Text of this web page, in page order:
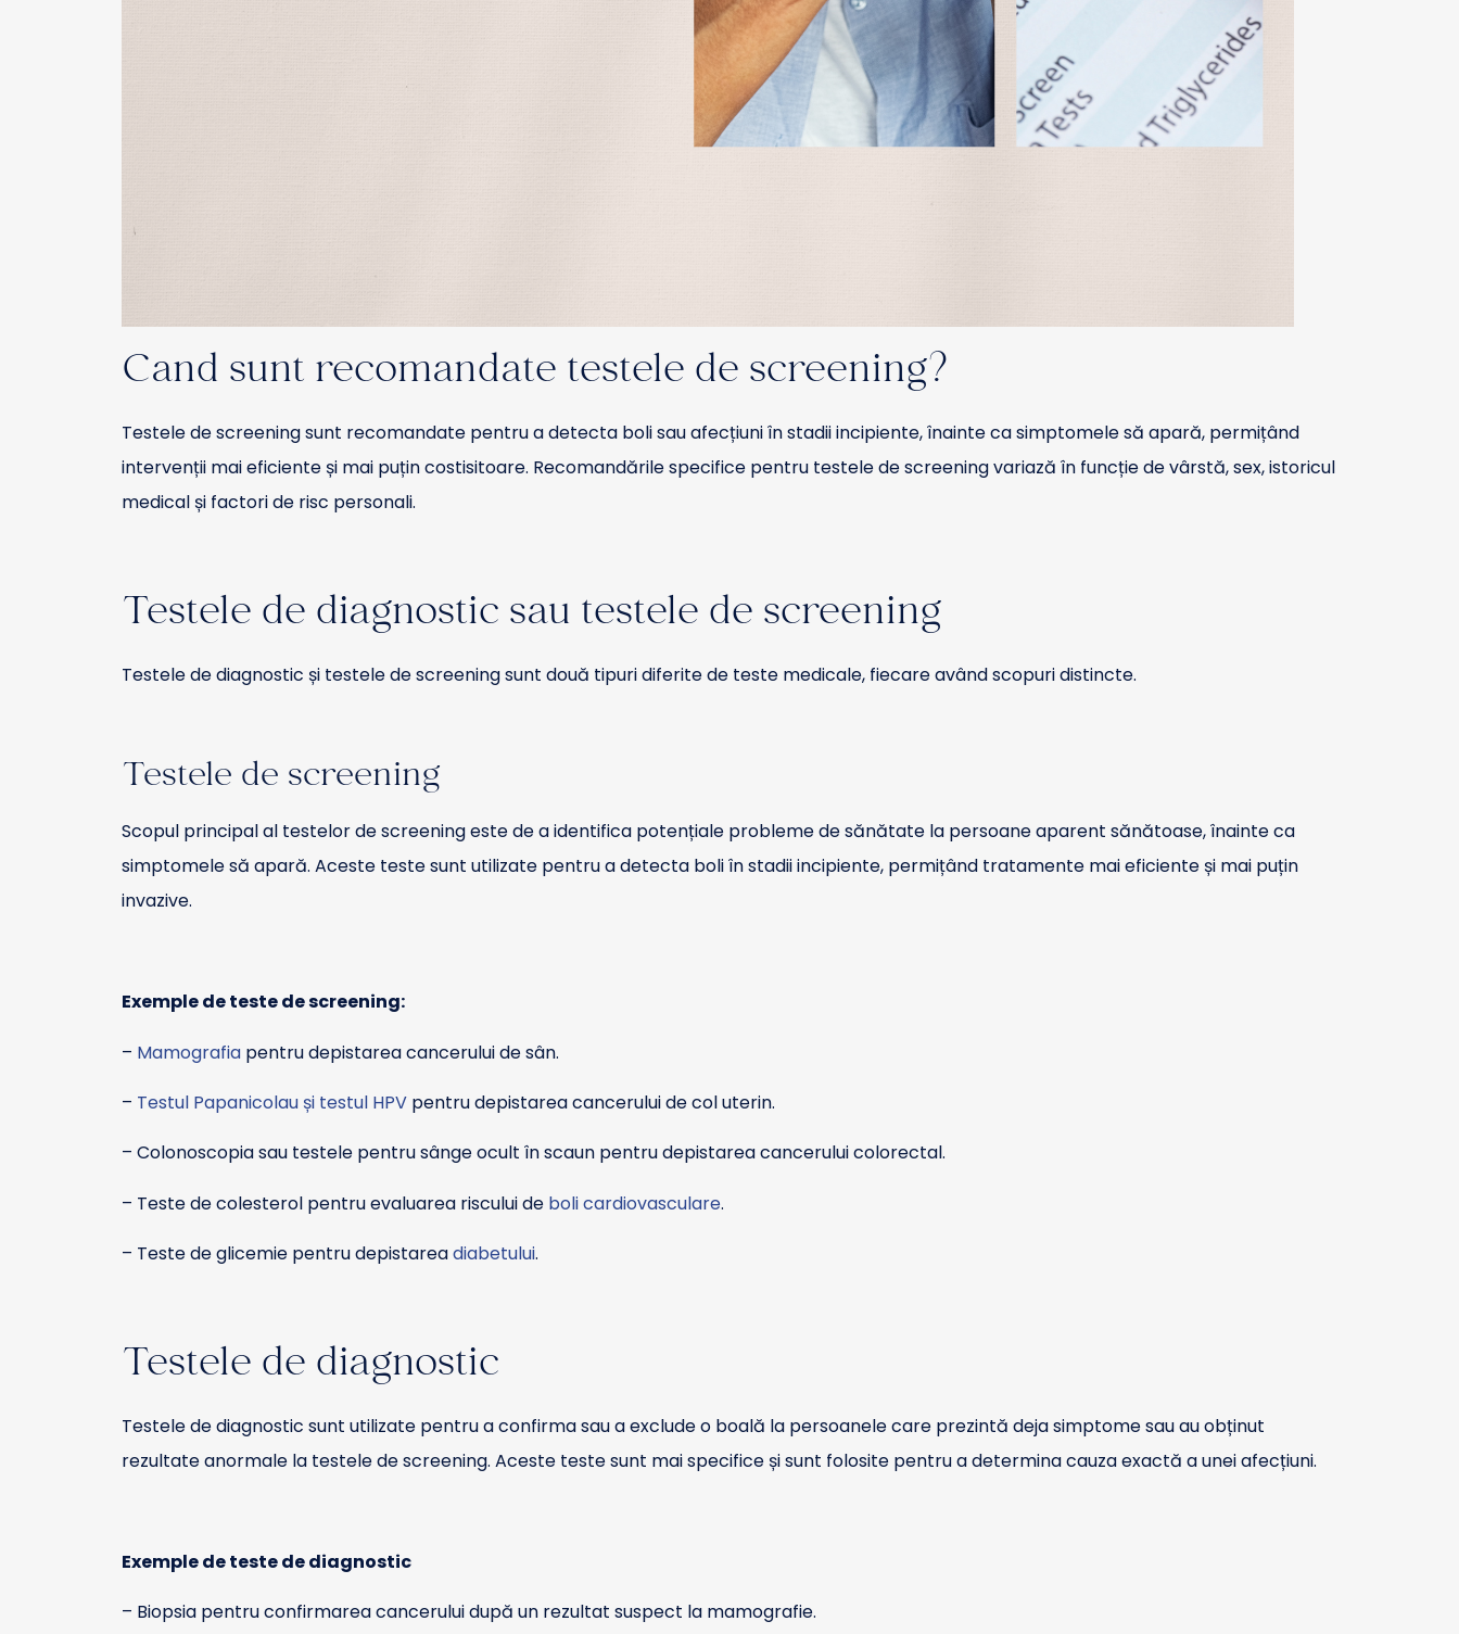
Cand sunt recomandate testele de screening?
Testele de screening sunt recomandate pentru a detecta boli sau afecțiuni în stadii incipiente, înainte ca simptomele să apară, permițând
intervenții mai eficiente și mai puțin costisitoare. Recomandările specifice pentru testele de screening variază în funcție de vârstă, sex, istoricul
medical și factori de risc personali.
Testele de diagnostic sau testele de screening
Testele de diagnostic și testele de screening sunt două tipuri diferite de teste medicale, fiecare având scopuri distincte.
Testele de screening
Scopul principal al testelor de screening este de a identifica potențiale probleme de sănătate la persoane aparent sănătoase, înainte ca
simptomele să apară. Aceste teste sunt utilizate pentru a detecta boli în stadii incipiente, permițând tratamente mai eficiente și mai puțin
invazive.
Exemple de teste de screening:
– Mamografia pentru depistarea cancerului de sân.
– Testul Papanicolau și testul HPV pentru depistarea cancerului de col uterin.
– Colonoscopia sau testele pentru sânge ocult în scaun pentru depistarea cancerului colorectal.
– Teste de colesterol pentru evaluarea riscului de boli cardiovasculare.
– Teste de glicemie pentru depistareadiabetului.
Testele de diagnostic
Testele de diagnostic sunt utilizate pentru a confirma sau a exclude o boală la persoanele care prezintă deja simptome sau au obținut
rezultate anormale la testele de screening. Aceste teste sunt mai specifice și sunt folosite pentru a determina cauza exactă a unei afecțiuni.
Exemple de teste de diagnostic
– Biopsia pentru confirmarea cancerului după un rezultat suspect la mamografie.